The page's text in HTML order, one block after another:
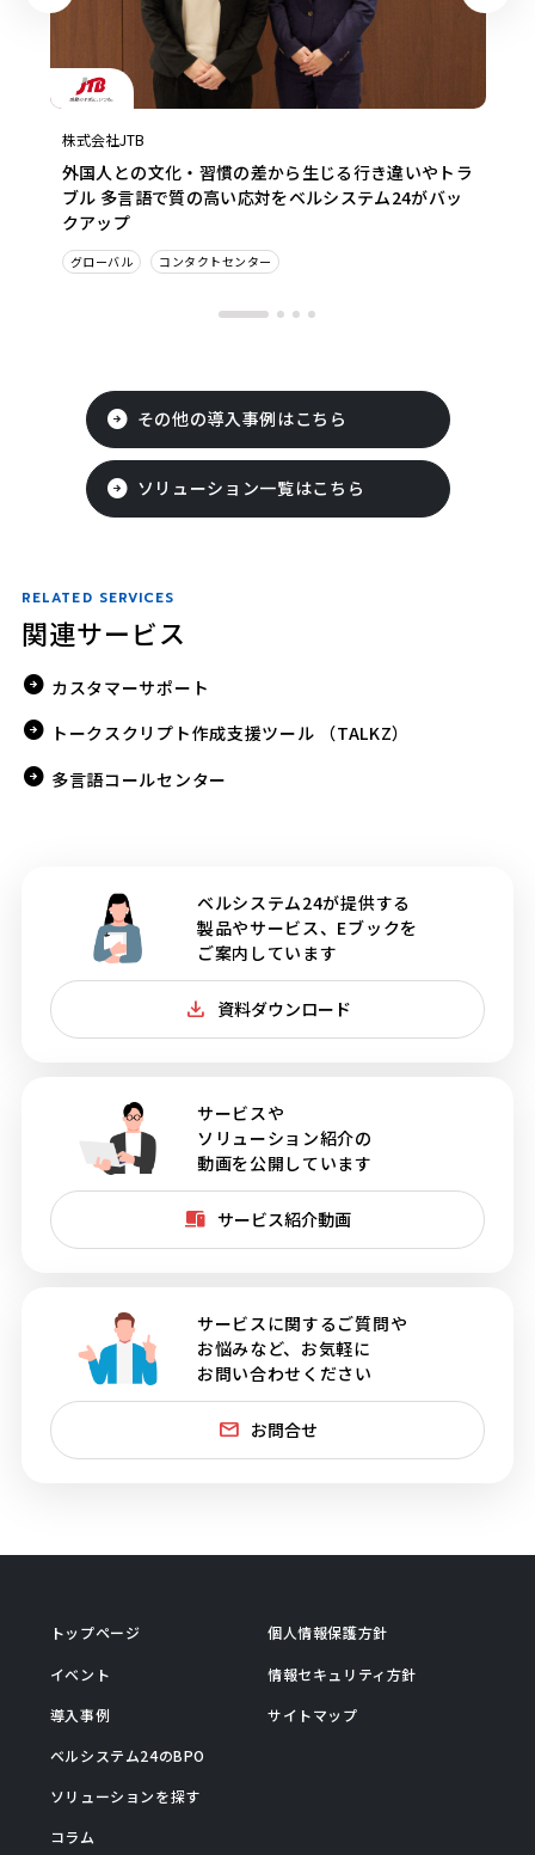
株式会社JTB
外国人との文化・習慣の差から生じる行き違いやトラ
ブル 多言語で質の高い応対をベルシステム24がバッ
クアップ
グローバル コンタクトセンター
その他の導入事例はこちら
ソリューション一覧はこちら
RELATED SERVICES
関連サービス
カスタマーサポート
トークスクリプト作成支援ツール （TALKZ）
多言語コールセンター
ベルシステム24が提供する
製品やサービス、Eブックを
ご案内しています
資料ダウンロード
サービスや
ソリューション紹介の
動画を公開しています
サービス紹介動画
サービスに関するご質問や
お悩みなど、お気軽に
お問い合わせください
お問合せ
トップページ
イベント
導入事例
ベルシステム24のBPO
ソリューションを探す
コラム
個人情報保護方針
情報セキュリティ方針
サイトマップ